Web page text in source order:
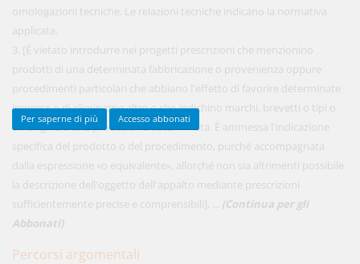
omologazioni tecniche. Le relazioni tecniche indicano la normativa
applicata.
3. [È vietato introdurre nei progetti prescrizioni che menzionino
prodotti di una determinata fabbricazione o provenienza oppure
procedimenti particolari che abbiano l'effetto di favorire determinate
imprese o di eliminarne altre o che indichino marchi, brevetti o tipi o
un'origine o una produzione determinata. È ammessa l'indicazione
specifica del prodotto o del procedimento, purché accompagnata
dalla espressione «o equivalente», allorché non sia altrimenti possibile
la descrizione dell'oggetto dell'appalto mediante prescrizioni
sufficientemente precise e comprensibili]. ... (Continua per gli
Abbonati)
Percorsi argomentali
Acquista ora
Per saperne di più Accesso abbonati